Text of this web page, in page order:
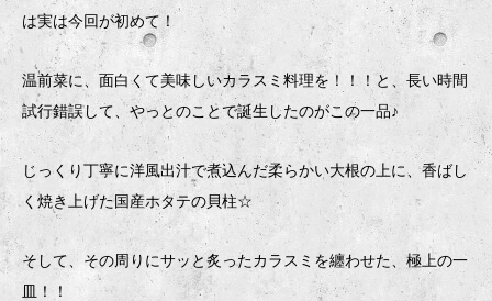
は実は今回が初めて！
温前菜に、面白くて美味しいカラスミ料理を！！！と、長い時間
試行錯誤して、やっとのことで誕生したのがこの一品♪
じっくり丁寧に洋風出汁で煮込んだ柔らかい大根の上に、香ばし
く焼き上げた国産ホタテの貝柱☆
そして、その周りにサッと炙ったカラスミを纏わせた、極上の一
皿！！